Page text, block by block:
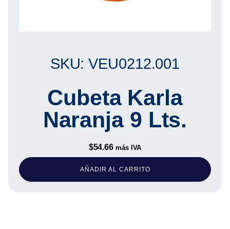
SKU: VEU0212.001
Cubeta Karla
Naranja 9 Lts.
$54.66 más IVA
AÑADIR AL CARRITO